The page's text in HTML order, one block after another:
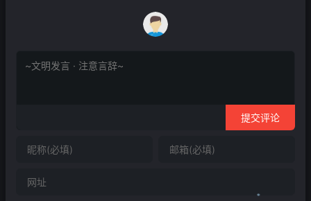
提交评论